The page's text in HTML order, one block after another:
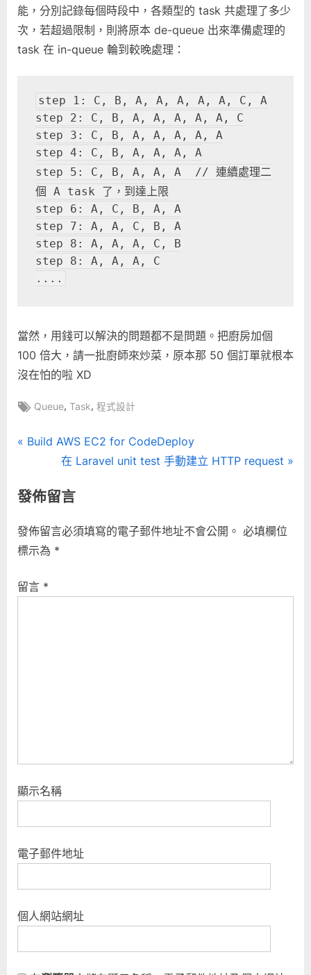
能，分別記錄每個時段中，各類型的 task 共處理了多少
次，若超過限制，則將原本 de-queue 出來準備處理的
task 在 in-queue 輪到較晚處理：
step 1: C, B, A, A, A, A, A, C, A
step 2: C, B, A, A, A, A, A, C
step 3: C, B, A, A, A, A, A
step 4: C, B, A, A, A, A
step 5: C, B, A, A, A  // 連續處理二
個 A task 了，到達上限
step 6: A, C, B, A, A
step 7: A, A, C, B, A
step 8: A, A, A, C, B
step 8: A, A, A, C
....
當然，用錢可以解決的問題都不是問題。把廚房加個
100 倍大，請一批廚師來炒菜，原本那 50 個訂單就根本
沒在怕的啦 XD
Tags:
Queue,Task,程式設計
文
導
覽
P
v
o
u
P
Build AWS EC2 for CodeDeploy
N
x
P
t
在 Laravel unit test 手動建立 HTTP request
發佈留言
發佈留言必須填寫的電子郵件地址不會公開。 必填欄位
標示為 *
留言 *
顯示名稱
電子郵件地址
個人網站網址